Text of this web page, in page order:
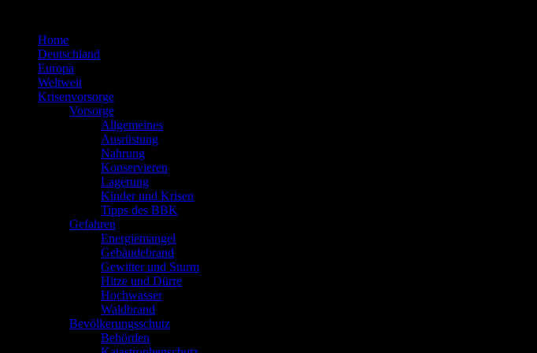
springenHome
Deutschland
Europa
Weltweit
Krisenvorsorge
Vorsorge
Allgemeines
Ausrüstung
Nahrung
Konservieren
Lagerung
Kinder und Krisen
Tipps des BBK
Gefahren
Energiemangel
Gebäudebrand
Gewitter und Sturm
Hitze und Dürre
Hochwasser
Waldbrand
Bevölkerungsschutz
Behörden